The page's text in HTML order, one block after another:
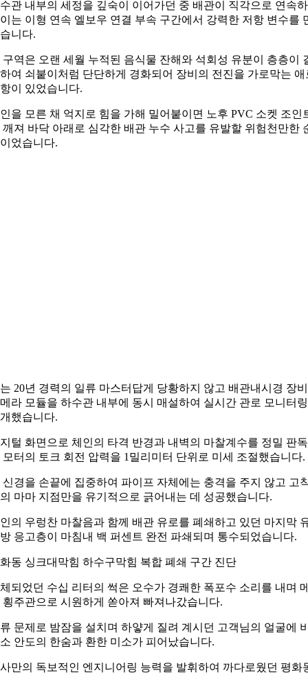
관 내부의 세정을 깊숙이 이어가던 중 배관이 직각으로 연속
는 이형 연속 엘보우 연결 부속 구간에서 강력한 저항 변수를
니다.
구역은 오랜 세월 누적된 음식물 잔해와 석회성 유분이 층층이
여 쇠붙이처럼 단단하게 경화되어 장비의 전진을 가로막는 애
이 있었습니다.
을 모른 채 억지로 힘을 가해 밀어붙이면 노후 PVC 소켓 조인
깨져 바닥 아래로 심각한 배관 누수 사고를 유발할 위험천만한
었습니다.
20년 경력의 일류 마스터답게 당황하지 않고 배관내시경 장
라 모듈을 하수관 내부에 동시 매설하여 실시간 관로 모니터
했습니다.
털 화면으로 체인의 타격 반경과 내벽의 마찰계수를 정밀 판
모터의 토크 회전 압력을 1밀리미터 단위로 미세 조절했습니다.
신경을 손끝에 집중하여 파이프 자체에는 충격을 주지 않고 고
마마 지점만을 유기적으로 긁어내는 데 성공했습니다.
의 우렁찬 마찰음과 함께 배관 유로를 폐쇄하고 있던 마지막
응고층이 마침내 백 퍼센트 완전 파쇄되며 통수되었습니다.
동 싱크대막힘 하수구막힘 복합 폐쇄 구간 진단
되었던 수십 리터의 썩은 오수가 경쾌한 폭포수 소리를 내며
횡주관으로 시원하게 쏟아져 빠져나갔습니다.
문제로 밤잠을 설치며 하얗게 질려 계시던 고객님의 얼굴에
안도의 한숨과 환한 미소가 피어났습니다.
만의 독보적인 엔지니어링 능력을 발휘하여 까다로웠던 평화